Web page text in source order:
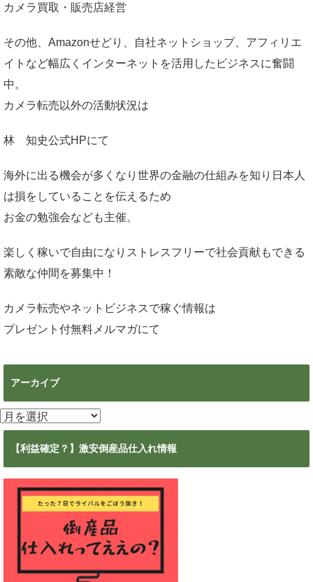
カメラ買取・販売店経営
その他、Amazonせどり、自社ネットショップ、アフィリエ
イトなど幅広くインターネットを活用したビジネスに奮闘
中。
カメラ転売以外の活動状況は
林 知史公式HPにて
海外に出る機会が多くなり世界の金融の仕組みを知り日本人
は損をしていることを伝えるため
お金の勉強会なども主催。
楽しく稼いで自由になりストレスフリーで社会貢献もできる
素敵な仲間を募集中！
カメラ転売やネットビジネスで稼ぐ情報は
プレゼント付無料メルマガにて
アーカイブ
ア
ー
【利益確定？】激安倒産品仕入れ情報